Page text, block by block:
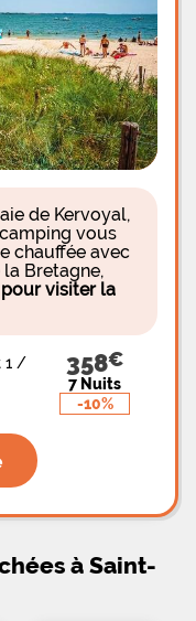
mois de juillet et
flânez à loisir
animé et ses
sur le
multiples sports
pas d'aller
(17 km) et
de Kervoyal,
vous
chauffée avec
Bretagne,
visiter la
1 /
358
7 Nuits
-10%
à Saint-